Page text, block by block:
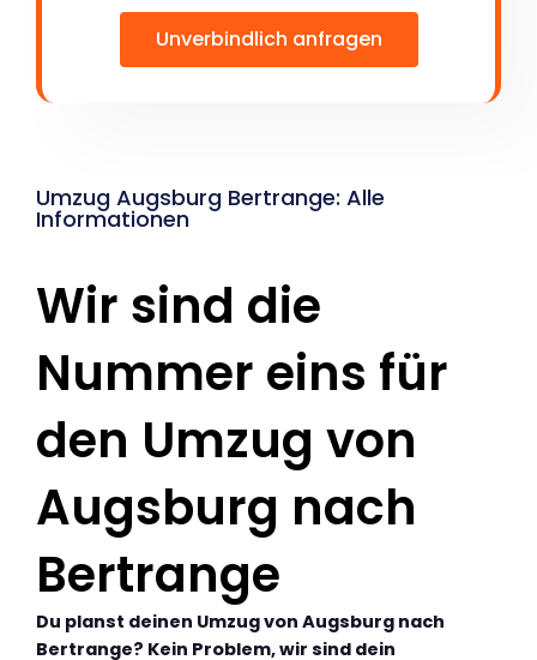
Unverbindlich anfragen
Umzug Augsburg Bertrange: Alle
Informationen
Wir sind die
Nummer eins für
den Umzug von
Augsburg nach
Bertrange
Du planst deinen Umzug von Augsburg nach
Bertrange? Kein Problem, wir sind dein